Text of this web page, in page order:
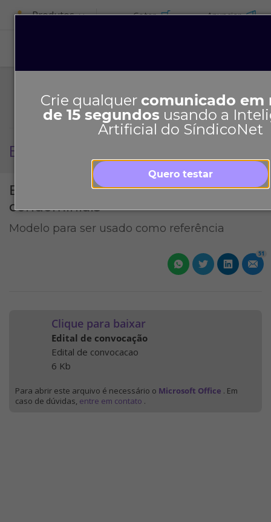
Crie qualquer comunicado em
de 15 segundos usando a
Artificial do SíndicoNet
Quero testar
Produtos Cotar Anunciar
Edital de convocação
Edital de convocação de assembleias
condominiais
Modelo para ser usado como referência
51
Clique para baixar
Edital de convocação
Edital de convocacao
6 Kb
Para abrir este arquivo é necessário o Microsoft Office . Em
caso de dúvidas, entre em contato .